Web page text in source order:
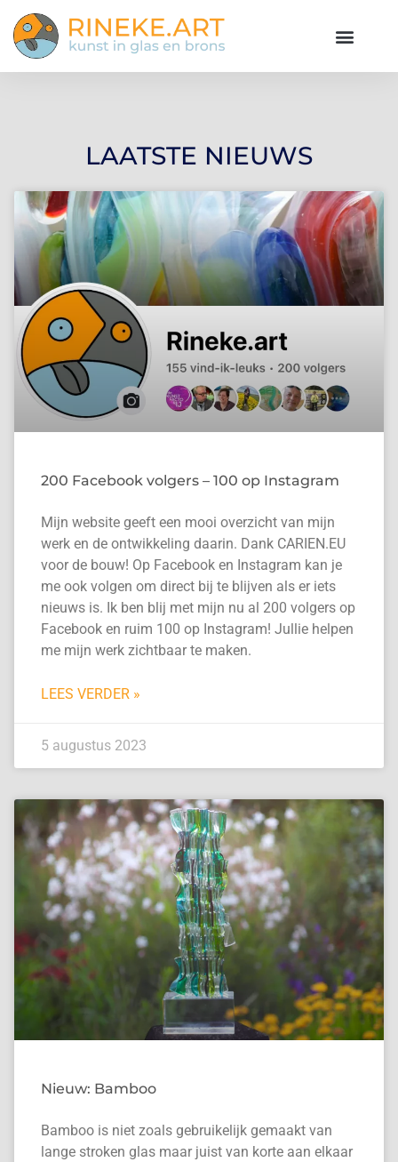
LAATSTE NIEUWS
200 Facebook volgers – 100 op Instagram
Mijn website geeft een mooi overzicht van mijn
werk en de ontwikkeling daarin. Dank CARIEN.EU
voor de bouw! Op Facebook en Instagram kan je
me ook volgen om direct bij te blijven als er iets
nieuws is. Ik ben blij met mijn nu al 200 volgers op
Facebook en ruim 100 op Instagram! Jullie helpen
me mijn werk zichtbaar te maken.
LEES VERDER »
5 augustus 2023
Nieuw: Bamboo
Bamboo is niet zoals gebruikelijk gemaakt van
lange stroken glas maar juist van korte aan elkaar